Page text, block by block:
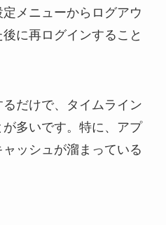
メニューからログアウ
に再ログインすること
だけで、タイムライン
多いです。特に、アプ
ッシュが溜まっている